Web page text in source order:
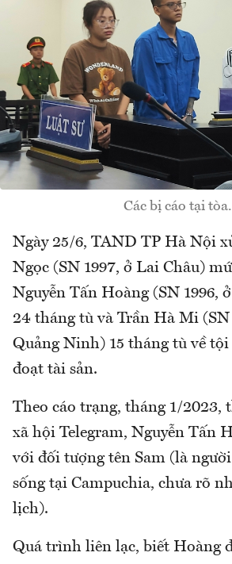
Các bị cáo tại tòa.
Ngày 25/6, TAND TP Hà Nội
Ngọc (SN 1997, ở Lai Châu)
Nguyễn Tấn Hoàng (SN 1996,
24 tháng tù và Trần Hà Mi (SN
Quảng Ninh) 15 tháng tù về
đoạt tài sản.
Theo cáo trạng, tháng 1/2023,
xã hội Telegram, Nguyễn Tấn
với đối tượng tên Sam (là
sống tại Campuchia, chưa rõ
lịch).
Quá trình liên lạc, biết Hoàng